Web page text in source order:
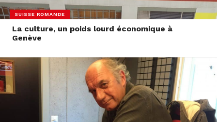
SUISSE ROMANDE
La culture, un poids lourd économique à
Genève